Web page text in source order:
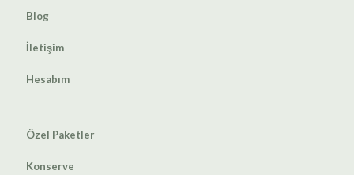
Blog
İletişim
Hesabım
Özel Paketler
Konserve